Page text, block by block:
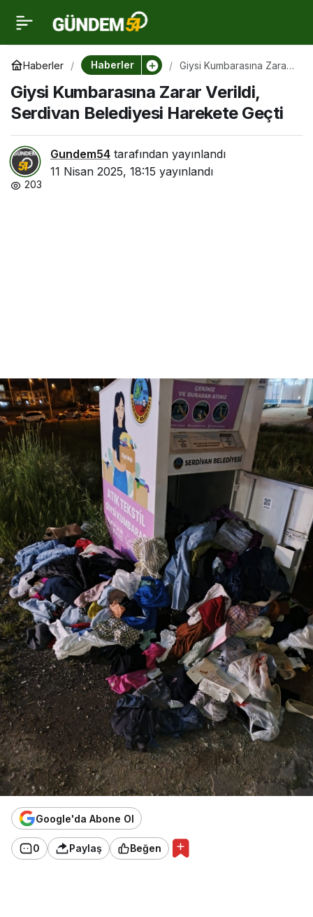
Haberler Haberler
Giysi Kumbarasına Zarar
Belediyesi Harekete
Geçti
Giysi Kumbarasına Zarar Verildi,
Serdivan Belediyesi Harekete Geçti
Gundem54 tarafından yayınlandı
11 Nisan 2025, 18:15 yayınlandı
203
Google'da Abone Ol
0 Paylaş Beğen
Giysi Kumbarasına
Zarar Verildi, Serdivan
Belediyesi Harekete
Geçti